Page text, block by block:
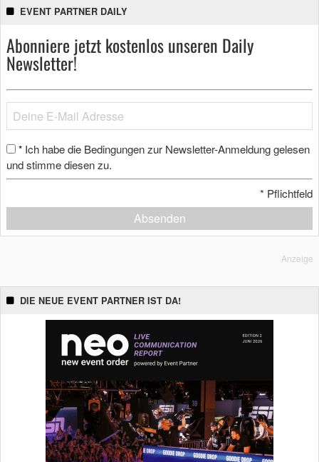
EVENT PARTNER DAILY
Abonniere jetzt kostenlos unseren Daily
Newsletter!
* Ich habe die Bedingungen zur Newsletter-Anmeldung gelesen
und stimme diesen zu.
* Pflichtfeld
Absenden
Anzeige
DIE NEUE EVENT PARTNER IST DA!